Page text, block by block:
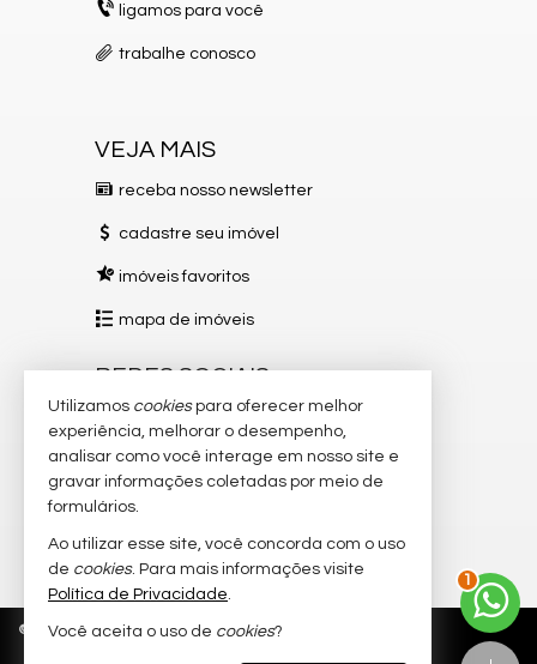
ligamos para você
trabalhe conosco
VEJA MAIS
receba nosso newsletter
cadastre seu imóvel
imóveis favoritos
mapa de imóveis
REDES SOCIAIS
Instagram
Facebook
TikTok
YouTube
© 2026 CRECI/ES 12151-J Política de Privacidade
Utilizamos cookiespara oferecer melhor
experiência, melhorar o desempenho,
analisar como você interage em nosso site e
gravar informações coletadas por meio de
formulários.
Ao utilizar esse site, você concorda com o uso
de cookies. Para mais informações visite
Política de Privacidade.
Você aceita o uso de cookies?